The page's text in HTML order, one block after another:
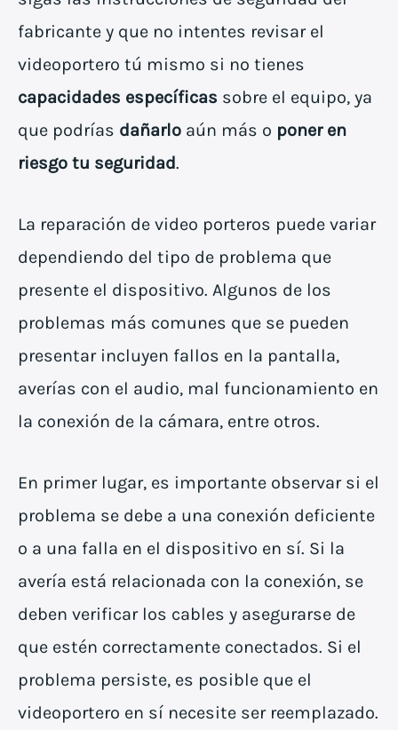
fabricante y que no intentes revisar el
videoportero tú mismo si no tienes
capacidades específicas sobre el equipo, ya
que podrías dañarlo aún más o poner en
riesgo tu seguridad.
La reparación de video porteros puede variar
dependiendo del tipo de problema que
presente el dispositivo. Algunos de los
problemas más comunes que se pueden
presentar incluyen fallos en la pantalla,
averías con el audio, mal funcionamiento en
la conexión de la cámara, entre otros.
En primer lugar, es importante observar si el
problema se debe a una conexión deficiente
o a una falla en el dispositivo en sí. Si la
avería está relacionada con la conexión, se
deben verificar los cables y asegurarse de
que estén correctamente conectados. Si el
problema persiste, es posible que el
videoportero en sí necesite ser reemplazado.